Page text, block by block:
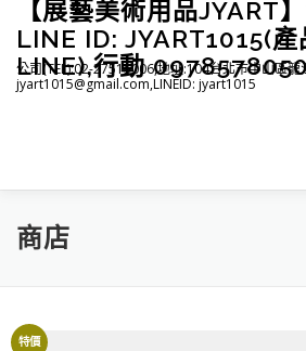
【展藝美術用品JYART
LINE ID: JYART1015(產
LINE),行動
公司(TEL):02-27515006,地址:104台北市中山區
jyart1015@gmail.com,LINEID: jyart1015
首頁
商店
特價